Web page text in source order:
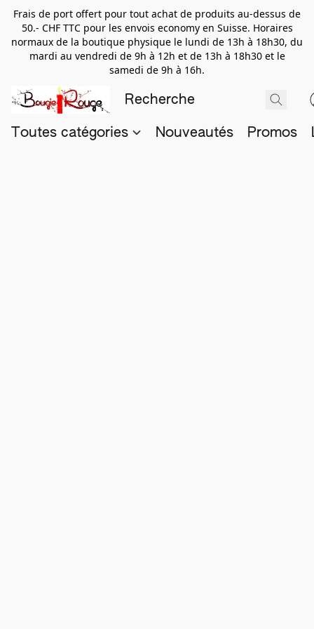
Frais de port offert pour tout achat de produits au-dessus de
50.- CHF TTC pour les envois economy en Suisse. Horaires
normaux de la boutique physique le lundi de 13h à 18h30, du
mardi au vendredi de 9h à 12h et de 13h à 18h30 et le
samedi de 9h à 16h.
Toutes catégories Nouveautés Promos